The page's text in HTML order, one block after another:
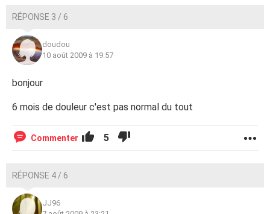
RÉPONSE 3 / 6
doudou
10 août 2009 à 19:57
bonjour
6 mois de douleur c'est pas normal du tout
Commenter 5
RÉPONSE 4 / 6
JJ96